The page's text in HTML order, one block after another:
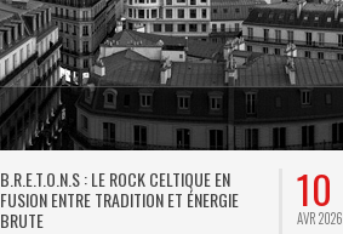
B.R.E.T.O.N.S : LE ROCK CELTIQUE EN
FUSION ENTRE TRADITION ET ÉNERGIE
BRUTE
10
AVR 2026